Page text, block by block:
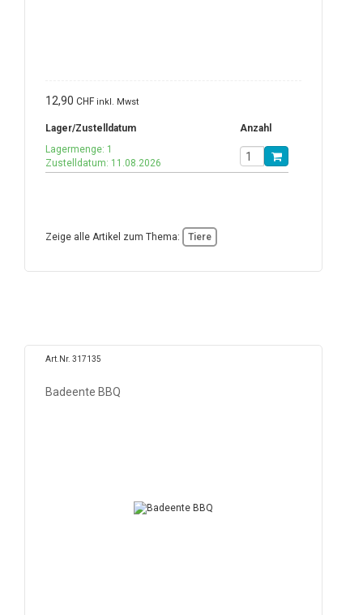
12,90 CHF inkl. Mwst
Lager/Zustelldatum
Anzahl
Lagermenge: 1
Zustelldatum: 11.08.2026
Zeige alle Artikel zum Thema: Tiere
Art.Nr. 317135
Badeente BBQ